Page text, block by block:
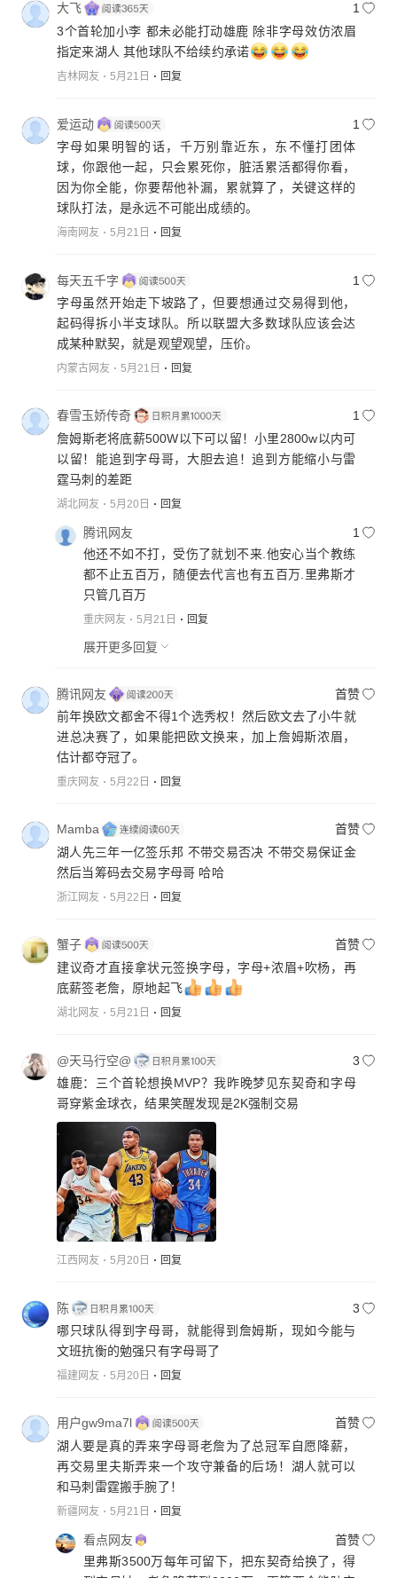
大飞
1
3个首轮加小李 都未必能打动雄鹿 除非字母效仿浓眉
指定来湖人 其他球队不给续约承诺
吉林网友 5月21日 回复
爱运动
1
字母如果明智的话，千万别靠近东，东不懂打团体
球，你跟他一起，只会累死你，脏活累活都得你看，
因为你全能，你要帮他补漏，累就算了，关键这样的
球队打法，是永远不可能出成绩的。
海南网友 5月21日 回复
每天五千字
1
字母虽然开始走下坡路了，但要想通过交易得到他，
起码得拆小半支球队。所以联盟大多数球队应该会达
成某种默契，就是观望观望，压价。
内蒙古网友 5月21日 回复
春雪玉娇传奇
1
詹姆斯老将底薪500W以下可以留！小里2800w以内可
以留！能追到字母哥，大胆去追！追到方能缩小与雷
霆马刺的差距
湖北网友 5月20日 回复
腾讯网友
1
他还不如不打，受伤了就划不来.他安心当个教练
都不止五百万，随便去代言也有五百万.里弗斯才
只管几百万
重庆网友 5月21日 回复
展开更多回复
腾讯网友
首赞
前年换欧文都舍不得1个选秀权！然后欧文去了小牛就
进总决赛了，如果能把欧文换来，加上詹姆斯浓眉，
估计都夺冠了。
重庆网友 5月22日 回复
Mamba
首赞
湖人先三年一亿签乐邦 不带交易否决 不带交易保证金
然后当筹码去交易字母哥 哈哈
浙江网友 5月22日 回复
蟹子
首赞
建议奇才直接拿状元签换字母，字母+浓眉+吹杨，再
底薪签老詹，原地起飞
湖北网友 5月21日 回复
@天马行空@
3
雄鹿：三个首轮想换MVP？我昨晚梦见东契奇和字母
哥穿紫金球衣，结果笑醒发现是2K强制交易
江西网友 5月20日 回复
陈
3
哪只球队得到字母哥，就能得到詹姆斯，现如今能与
文班抗衡的勉强只有字母哥了
福建网友 5月20日 回复
用户gw9ma7l
首赞
湖人要是真的弄来字母哥老詹为了总冠军自愿降薪，
再交易里夫斯弄来一个攻守兼备的后场！湖人就可以
和马刺雷霆搬手腕了！
新疆网友 5月21日 回复
看点网友
首赞
里弗斯3500万每年可留下，把东契奇给换了，得